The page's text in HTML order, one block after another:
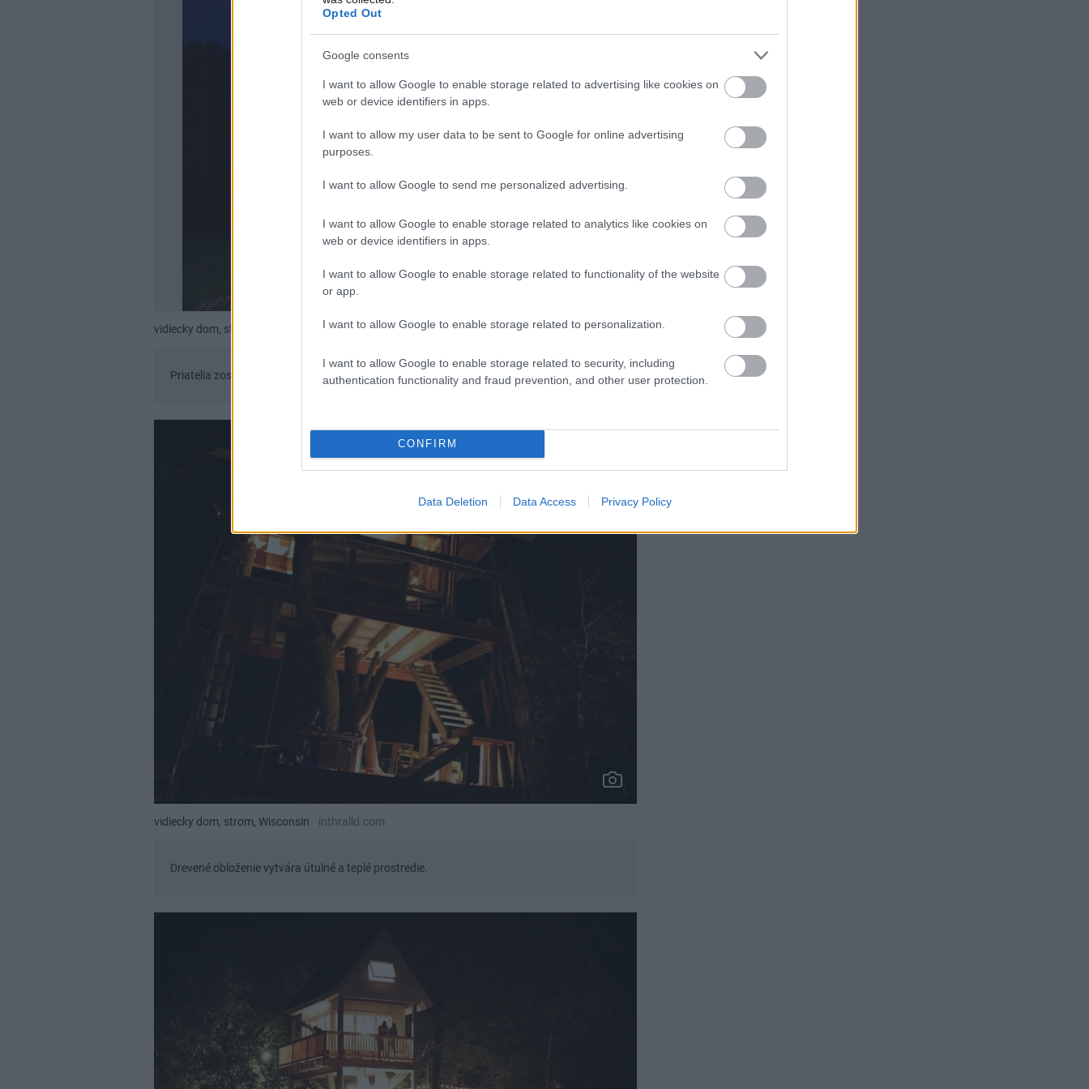
Opted Out
Google consents
I want to allow Google to enable storage related to advertising like cookies on
web or device identifiers in apps.
I want to allow my user data to be sent to Google for online advertising
purposes.
I want to allow Google to send me personalized advertising.
I want to allow Google to enable storage related to analytics like cookies on
web or device identifiers in apps.
I want to allow Google to enable storage related to functionality of the website
or app.
I want to allow Google to enable storage related to personalization.
I want to allow Google to enable storage related to security, including
authentication functionality and fraud prevention, and other user protection.
CONFIRM
Data Deletion Data Access Privacy Policy
vidiecky dom, strom, Wisconsin inthralld.com
Priatelia zosnulého postavili chatu vlastnými silami.
vidiecky dom, strom, Wisconsin inthralld.com
Drevené obloženie vytvára útulné a teplé prostredie.